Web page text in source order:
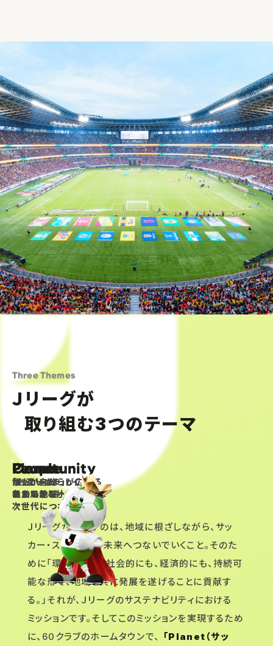
Three Themes
Ｊリーグが
取り組む3つのテーマ
Planet
サッカーの
ある風景を
次世代につなぐ
People
誰もが自分らしく
参加できる社会へ
Community
「お互いさま」が広がる
温かい地域へ
Ｊリーグが目指すのは、地域に根ざしながら、サッ
カー・スポーツを、未来へつないでいくこと。そのた
めに「環境的にも、社会的にも、経済的にも、持続可
能な形で、地域と共に発展を遂げることに貢献す
る。」それが、Ｊリーグのサステナビリティにおける
ミッションです。そしてこのミッションを実現するため
に、60クラブのホームタウンで、 「Planet（サッ